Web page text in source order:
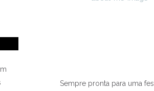
Sempre pronta para uma